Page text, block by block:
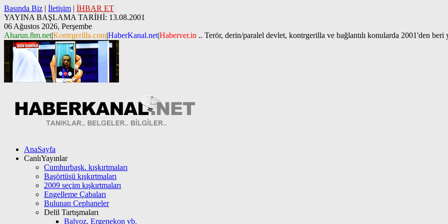
Basında Biz | İletişim | İHBAR ET
YAYINA BAŞLAMA TARİHİ: 13.08.2001
06 Ağustos 2026, Perşembe
Aharun.8m.net|Kontrgerilla.com|HaberKanal.net|Haberver.in .. Terör, derin/paralel devlet, kontrgerilla ve bağlantılı konularda 2001'den beri
AnaSayfa
CanlıYayınlar
Cumhurbaşk. kışkırtmaları
Başörtüsü kışkırtmaları
2009 seçim kışkırtmaları
Engelleme Çabaları
Bulunan Cephaneler
Delil Tartışmaları
Balyoz, Ergenekon vb.